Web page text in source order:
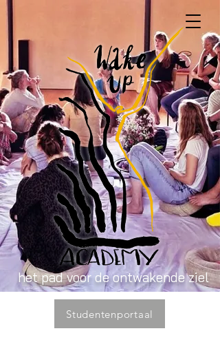
het pad voor de ontwakende ziel
Studentenportaal